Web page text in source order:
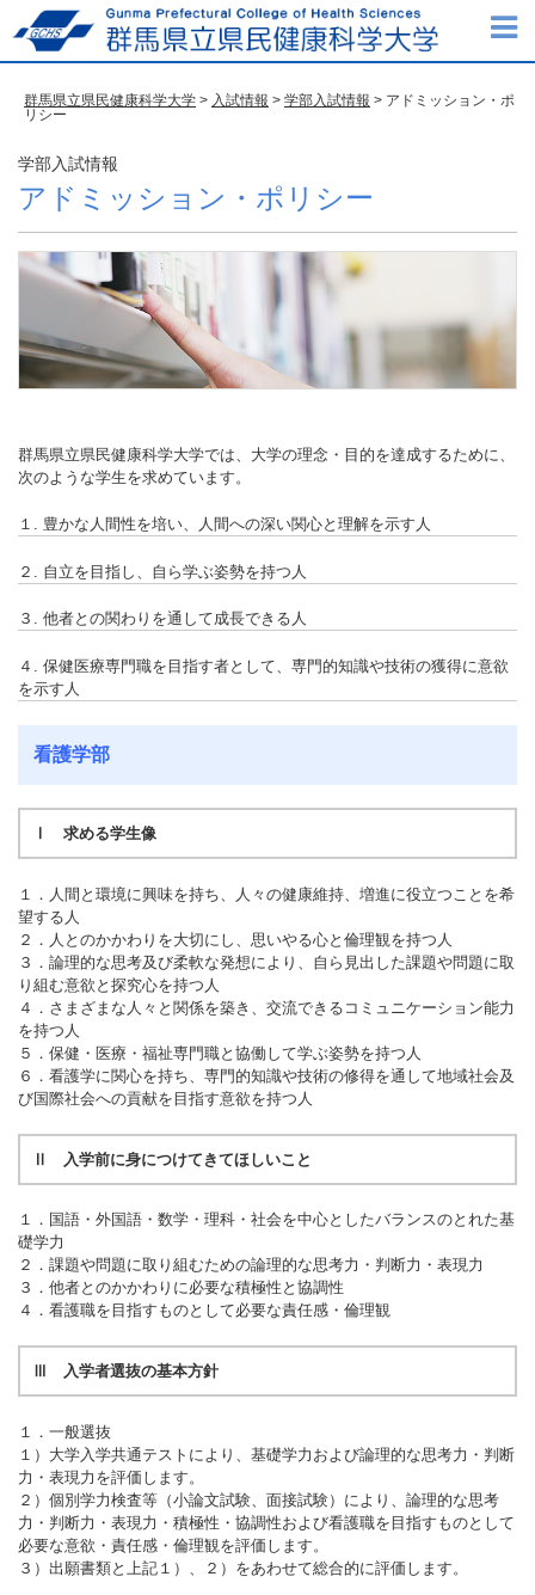
群馬県立県民健康科学大学 > 入試情報 > 学部入試情報 > アドミッション・ポ
リシー
学部入試情報
アドミッション・ポリシー
群馬県立県民健康科学大学では、大学の理念・目的を達成するために、
次のような学生を求めています。
１. 豊かな人間性を培い、人間への深い関心と理解を示す人
２. 自立を目指し、自ら学ぶ姿勢を持つ人
３. 他者との関わりを通して成長できる人
４. 保健医療専門職を目指す者として、専門的知識や技術の獲得に意欲
を示す人
看護学部
Ⅰ 求める学生像
１．人間と環境に興味を持ち、人々の健康維持、増進に役立つことを希
望する人
２．人とのかかわりを大切にし、思いやる心と倫理観を持つ人
３．論理的な思考及び柔軟な発想により、自ら見出した課題や問題に取
り組む意欲と探究心を持つ人
４．さまざまな人々と関係を築き、交流できるコミュニケーション能力
を持つ人
５．保健・医療・福祉専門職と協働して学ぶ姿勢を持つ人
６．看護学に関心を持ち、専門的知識や技術の修得を通して地域社会及
び国際社会への貢献を目指す意欲を持つ人
Ⅱ 入学前に身につけてきてほしいこと
１．国語・外国語・数学・理科・社会を中心としたバランスのとれた基
礎学力
２．課題や問題に取り組むための論理的な思考力・判断力・表現力
３．他者とのかかわりに必要な積極性と協調性
４．看護職を目指すものとして必要な責任感・倫理観
Ⅲ 入学者選抜の基本方針
１．一般選抜
１）大学入学共通テストにより、基礎学力および論理的な思考力・判断
力・表現力を評価します。
２）個別学力検査等（小論文試験、面接試験）により、論理的な思考
力・判断力・表現力・積極性・協調性および看護職を目指すものとして
必要な意欲・責任感・倫理観を評価します。
３）出願書類と上記１）、２）をあわせて総合的に評価します。